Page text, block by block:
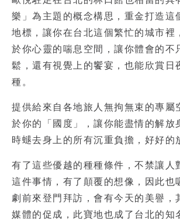
樂」為主題的概念構思，重金打造這
地標，讓你在台北這個繁忙的城市裡
於你心靈的喘息空間，讓你體會的不
鬆，還有視覺上的饗宴，也能欣賞日
種。
提供給來自各地旅人無拘無束的專屬
於你的「國度」，讓你能盡情的解放
時螁去身上的所有沉重負擔，好好的
有了這些優越的種種條件，不禁讓人
這件事情，有了顛覆的想像，因此也
劇前來登門拜訪，會有今天的美譽，
媒體的促成，此寶地也成了台北的知